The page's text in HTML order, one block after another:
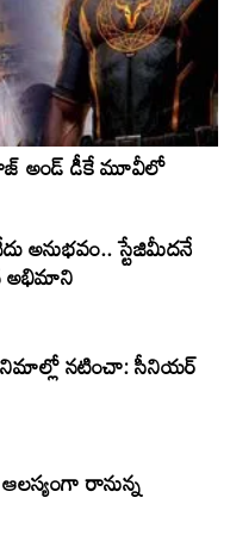
అండ్ డీకే మూవీలో
అనుభవం.. స్టేజిమీదనే
అభిమాని
నటించా: సీనియర్
రానున్న